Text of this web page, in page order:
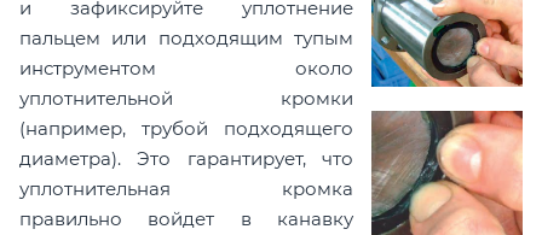
и зафиксируйте уплотнение
пальцем или подходящим тупым
инструментом около
уплотнительной кромки
(например, трубой подходящего
диаметра). Это гарантирует, что
уплотнительная кромка
правильно войдет в канавку